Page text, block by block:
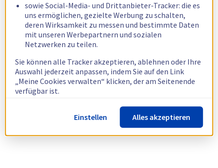
sowie Social-Media- und Drittanbieter-Tracker: die es
uns ermöglichen, gezielte Werbung zu schalten,
deren Wirksamkeit zu messen und bestimmte Daten
mit unseren Werbepartnern und sozialen
Netzwerken zu teilen.
Sie können alle Tracker akzeptieren, ablehnen oder Ihre
Auswahl jederzeit anpassen, indem Sie auf den Link
„Meine Cookies verwalten“ klicken, der am Seitenende
verfügbar ist.
Weitere Informationen finden Sie in unsererRichtlinie
zur Verwendung von Cookies.
Einstellen Alles akzeptieren